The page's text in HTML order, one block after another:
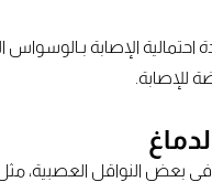
احتمالية الإصابة
للإصابة.
بعض النواقل العصبية،